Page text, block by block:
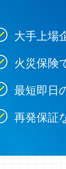
大手上場
火災保険
最短即日
再発保証